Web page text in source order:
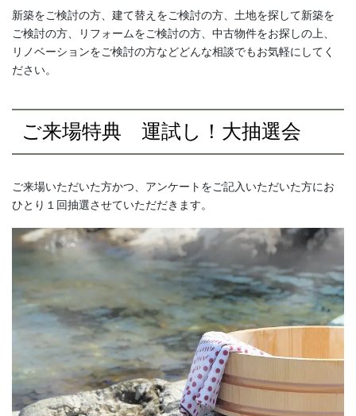
新築をご検討の方、建て替えをご検討の方、土地を探して新築を
ご検討の方、リフォームをご検討の方、中古物件をお探しの上、
リノベーションをご検討の方などどんな相談でもお気軽にしてく
ださい。
ご来場特典 運試し！大抽選会
ご来場いただいた方かつ、アンケートをご記入いただいた方にお
ひとり１回抽選させていただだきます。